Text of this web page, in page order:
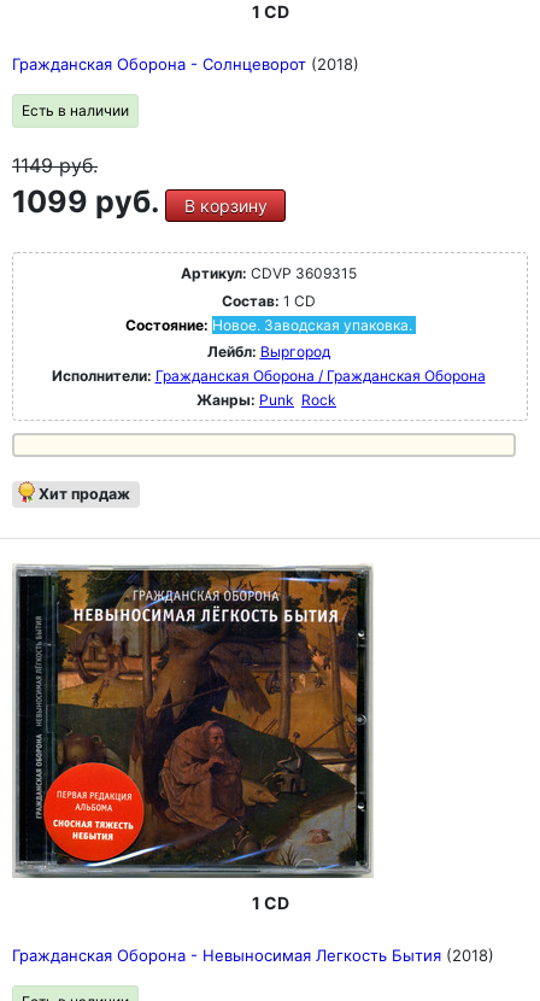
1 CD
Гражданская Оборона - Солнцеворот (2018)
Есть в наличии
1149руб.
1099 руб. В корзину
Артикул: CDVP 3609315
Состав: 1 CD
Состояние: Новое. Заводская упаковка.
Лейбл: Выргород
Исполнители: Гражданская Оборона / Гражданская Оборона
Жанры: Punk Rock
Хит продаж
1 CD
Гражданская Оборона - Невыносимая Легкость Бытия (2018)